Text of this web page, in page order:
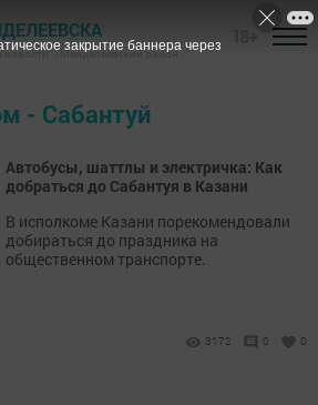
новости" - Менделеевский район
- Сабантуй
Автобусы, шаттлы и электричка: Как
добраться до Сабантуя в Казани
В исполкоме Казани порекомендовали
добираться до праздника на
общественном транспорте.
3172 0 0
закрытие баннера через